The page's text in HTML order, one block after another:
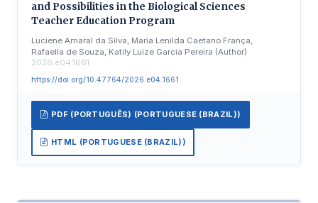
and Possibilities in the Biological Sciences
Teacher Education Program
Luciene Amaral da Silva, Maria Lenilda Caetano França,
Rafaella de Souza, Katily Luize Garcia Pereira (Author)
2026.e04.1661
https://doi.org/10.47764/2026.e04.1661
PDF (PORTUGUÊS) (PORTUGUESE (BRAZIL))
HTML (PORTUGUESE (BRAZIL))